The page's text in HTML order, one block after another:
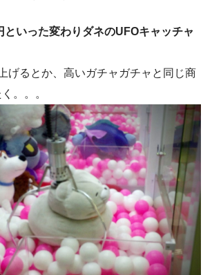
といった変わりダネのUFOキャッチャ
げるとか、高いガチャガチャと同じ商
。。。